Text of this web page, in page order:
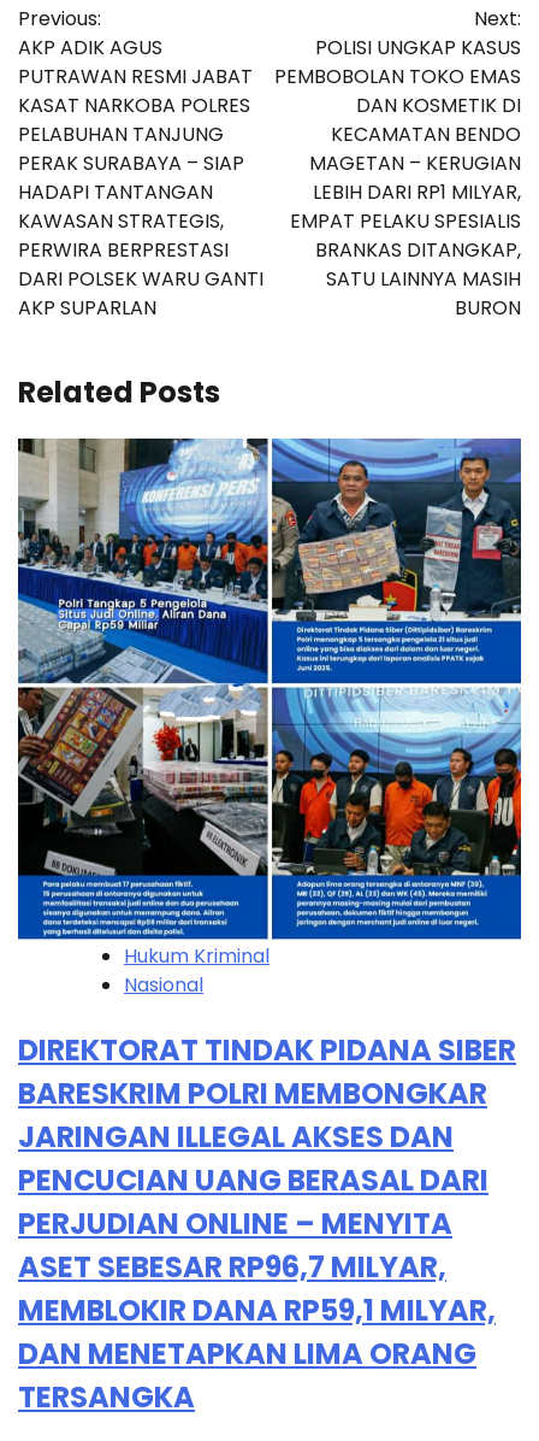
pos
Previous:
AKP ADIK AGUS
PUTRAWAN RESMI JABAT
KASAT NARKOBA POLRES
PELABUHAN TANJUNG
PERAK SURABAYA – SIAP
HADAPI TANTANGAN
KAWASAN STRATEGIS,
PERWIRA BERPRESTASI
DARI POLSEK WARU GANTI
AKP SUPARLAN
Next:
POLISI UNGKAP KASUS
PEMBOBOLAN TOKO EMAS
DAN KOSMETIK DI
KECAMATAN BENDO
MAGETAN – KERUGIAN
LEBIH DARI RP1 MILYAR,
EMPAT PELAKU SPESIALIS
BRANKAS DITANGKAP,
SATU LAINNYA MASIH
BURON
Related Posts
Hukum Kriminal
Nasional
DIREKTORAT TINDAK PIDANA SIBER
BARESKRIM POLRI MEMBONGKAR
JARINGAN ILLEGAL AKSES DAN
PENCUCIAN UANG BERASAL DARI
PERJUDIAN ONLINE – MENYITA
ASET SEBESAR RP96,7 MILYAR,
MEMBLOKIR DANA RP59,1 MILYAR,
DAN MENETAPKAN LIMA ORANG
TERSANGKA